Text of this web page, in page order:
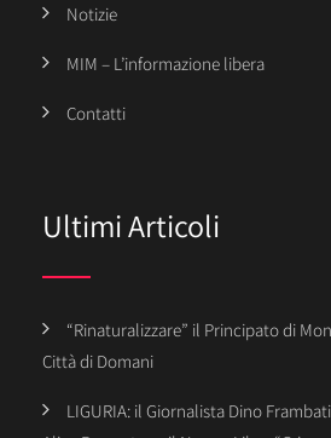
Notizie
MIM – L’informazione libera
Contatti
Ultimi Articoli
“Rinaturalizzare” il Principato di
Città di Domani
LIGURIA: il Giornalista Dino